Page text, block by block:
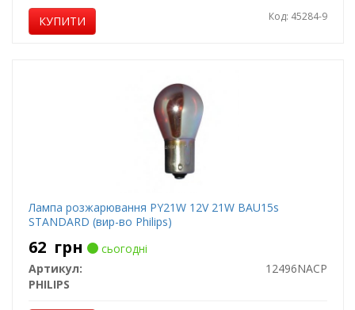
КУПИТИ Код: 45284-9
Лампа розжарювання PY21W 12V 21W BAU15s
STANDARD (вир-во Philips)
62 грн
сьогодні
Артикул:
12496NACP
PHILIPS